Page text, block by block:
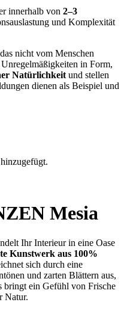
innerhalb von 2–3
und Komplexität
nicht vom Menschen
in Form,
Natürlichkeit und stellen
dienen als Beispiel und
Mesia
Ihr Interieur in eine Oase
Kunstwerk aus 100%
sich durch eine
und zarten Blättern aus,
bringt ein Gefühl von Frische
Natur.